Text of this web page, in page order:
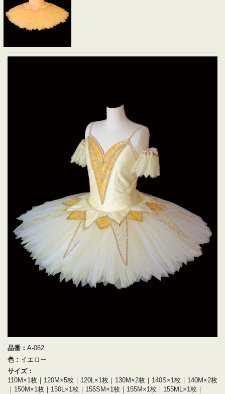
品番： A-062
色： イエロー
サイズ：
110M×1枚｜120M×5枚｜120L×1枚｜130M×2枚｜140S×1枚｜140M×2枚
｜150M×1枚｜150L×1枚｜155SM×1枚｜155M×1枚｜155ML×1枚｜